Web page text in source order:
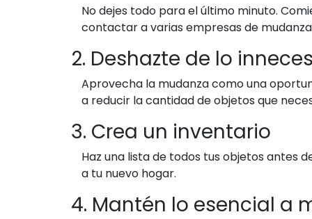
No dejes todo para el último minuto.
contactar a varias empresas de
2. Deshazte de lo
Aprovecha la mudanza como una
a reducir la cantidad de objetos que
3. Crea un inventario
Haz una lista de todos tus objetos antes
a tu nuevo hogar.
4. Mantén lo esencial a